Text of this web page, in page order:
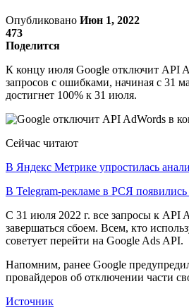
Опубликовано Июн 1, 2022
473
Поделится
К концу июля Google отключит API
запросов с ошибками, начиная с 31
достигнет 100% к 31 июля.
Сейчас читают
В Яндекс Метрике упростилась
В Telegram-рекламе в РСЯ появились
С 31 июля 2022 г. все запросы к API
завершаться сбоем. Всем, кто
советует перейти на Google Ads API.
Напомним, ранее Google
провайдеров об отключении части
Источник